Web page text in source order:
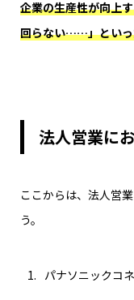
企業の生産性が向上
回らない……」といっ
法人営業に
ここからは、法人営
う。
パナソニックコ